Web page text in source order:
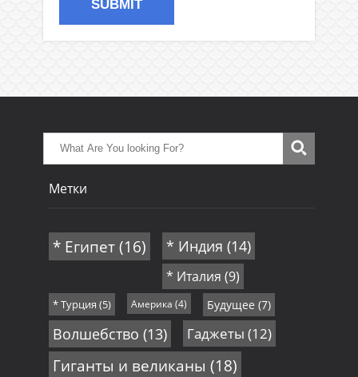
Метки
* Египет(16) * Индия (14)
* Италия (9)
* Турция (5) Америка (4) Будущее (7)
Волшебство (13) Гаджеты (12)
Гиганты и великаны (18)